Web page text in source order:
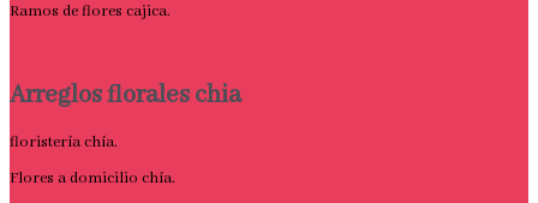
Ramos de flores cajica.
Arreglos florales chia
floristería chía.
Flores a domicilio chía.